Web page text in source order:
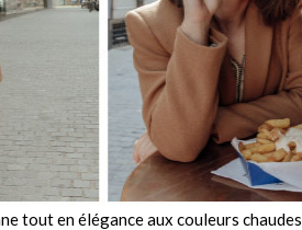
tout en élégance aux couleurs